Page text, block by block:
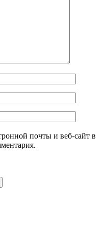
почты и веб-сайт в